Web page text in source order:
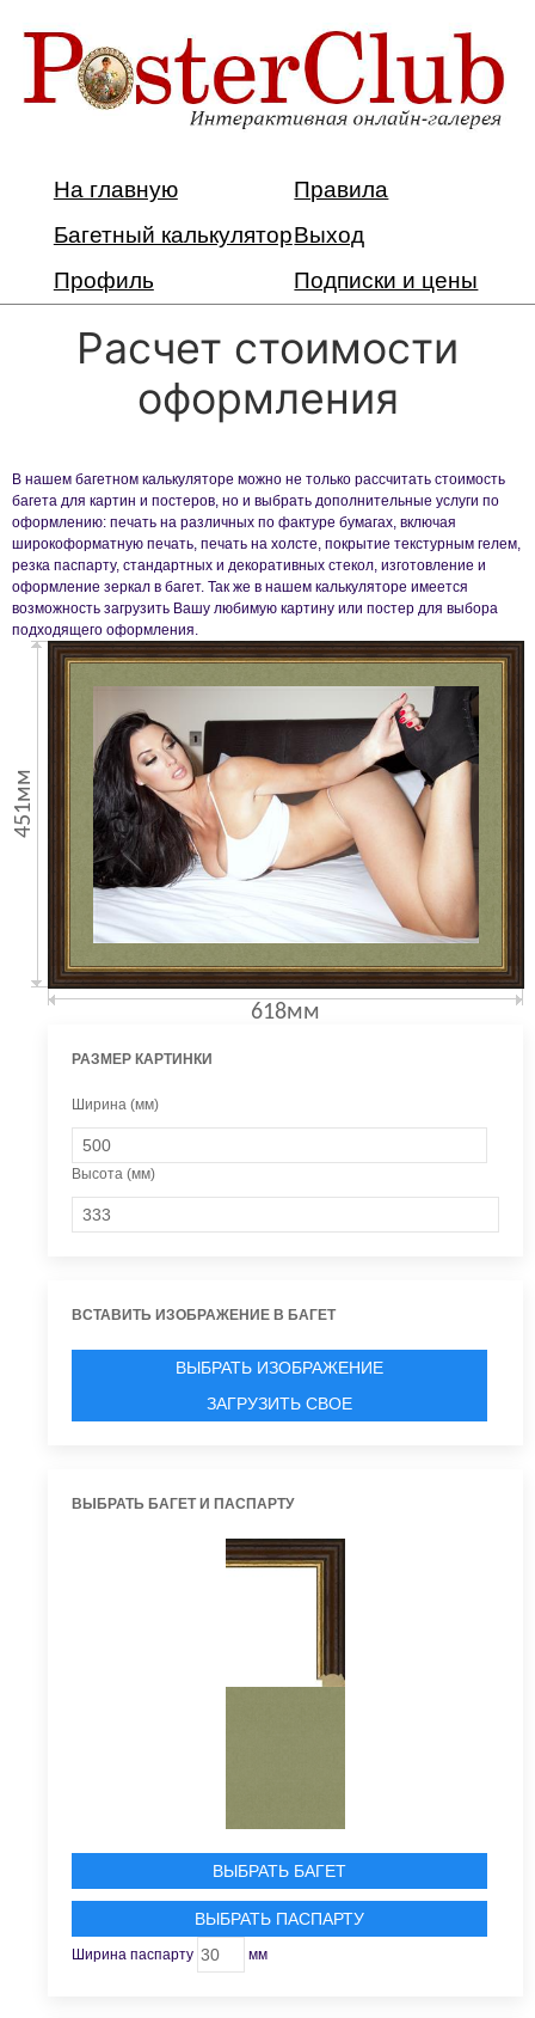
На главную
Правила
Багетный калькуляторВыход
Профиль
Подписки и цены
Расчет стоимости
оформления
В нашем багетном калькуляторе можно не только рассчитать стоимость
багета для картин и постеров, но и выбрать дополнительные услуги по
оформлению: печать на различных по фактуре бумагах, включая
широкоформатную печать, печать на холсте, покрытие текстурным гелем,
резка паспарту, стандартных и декоративных стекол, изготовление и
оформление зеркал в багет. Так же в нашем калькуляторе имеется
возможность загрузить Вашу любимую картину или постер для выбора
подходящего оформления.
451мм
618мм
РАЗМЕР КАРТИНКИ
Ширина (мм)
Высота (мм)
ВСТАВИТЬ ИЗОБРАЖЕНИЕ В БАГЕТ
ВЫБРАТЬ ИЗОБРАЖЕНИЕ
ЗАГРУЗИТЬ СВОЕ
ВЫБРАТЬ БАГЕТ И ПАСПАРТУ
ВЫБРАТЬ БАГЕТ
ВЫБРАТЬ ПАСПАРТУ
Ширина паспарту мм